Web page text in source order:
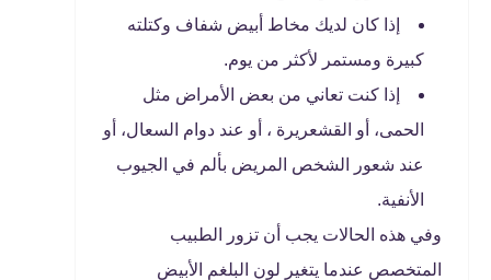
إذا كان لديك مخاط أبيض شفاف وكتلته
كبيرة ومستمر لأكثر من يوم.
إذا كنت تعاني من بعض الأمراض مثل
الحمى، أو القشعريرة ، أو عند دوام السعال، أو
عند شعور الشخص المريض بألم في الجيوب
الأنفية.
وفي هذه الحالات يجب أن تزور الطبيب
المتخصص عندما يتغير لون البلغم الأبيض